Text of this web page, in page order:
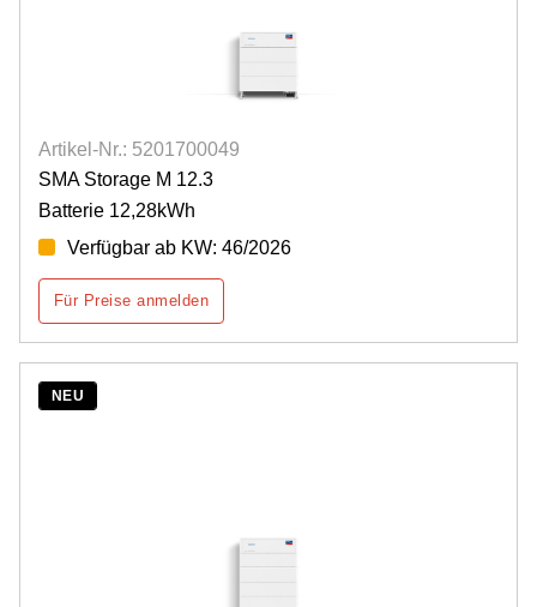
Artikel-Nr.: 5201700049
SMA Storage M 12.3
Batterie 12,28kWh
Verfügbar ab KW: 46/2026
Für Preise anmelden
NEU